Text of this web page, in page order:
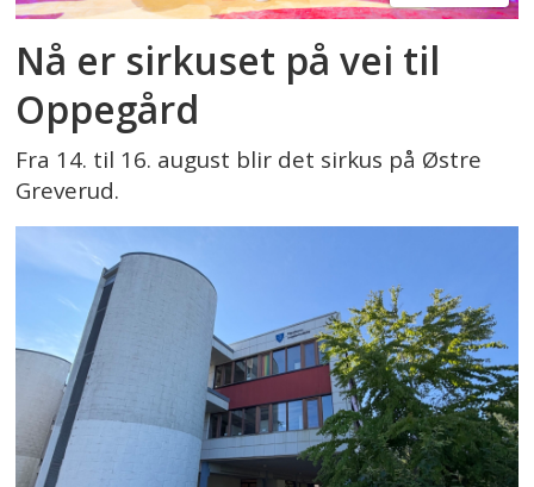
Nå er sirkuset på vei til
Oppegård
Fra 14. til 16. august blir det sirkus på Østre
Greverud.